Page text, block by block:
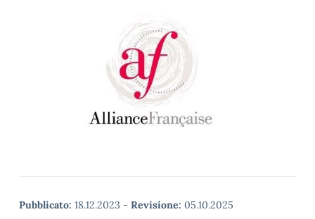
Pubblicato: 18.12.2023 - Revisione: 05.10.2025